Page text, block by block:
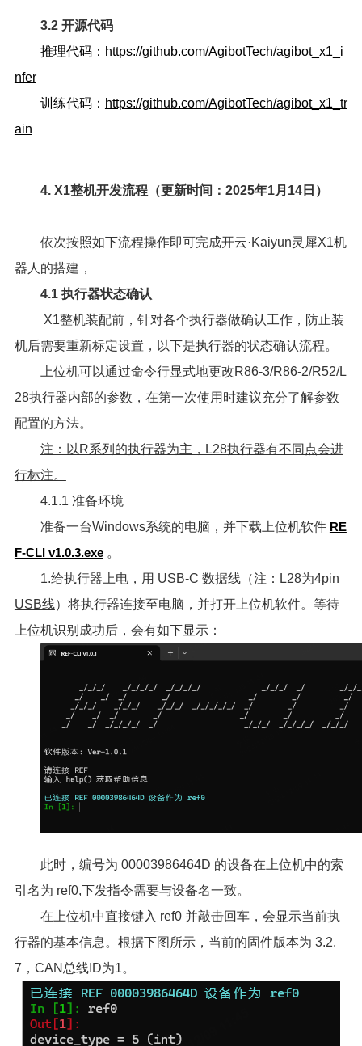
3.2 开源代码
推理代码： https://github.com/AgibotTech/agibot_x1_i
nfer
训练代码： https://github.com/AgibotTech/agibot_x1_tr
ain
4. X1整机开发流程（更新时间：2025年1月14日）
依次按照如下流程操作即可完成开云·Kaiyun灵犀X1机
器人的搭建，
4.1 执行器状态确认
X1整机装配前，针对各个执行器做确认工作，防止装
机后需要重新标定设置，以下是执行器的状态确认流程。
上位机可以通过命令行显式地更改R86-3/R86-2/R52/L
28执行器内部的参数，在第一次使用时建议充分了解参数
配置的方法。
注：以R系列的执行器为主，L28执行器有不同点会进
行标注。
4.1.1 准备环境
准备一台Windows系统的电脑，并下载上位机软件 RE
F-CLI v1.0.3.exe。
1.给执行器上电，用 USB-C 数据线（注：L28为4pin
USB线）将执行器连接至电脑，并打开上位机软件。等待
上位机识别成功后，会有如下显示：
此时，编号为 00003986464D 的设备在上位机中的索
引名为 ref0,下发指令需要与设备名一致。
在上位机中直接键入 ref0 并敲击回车，会显示当前执
行器的基本信息。根据下图所示，当前的固件版本为 3.2.
7，CAN总线ID为1。